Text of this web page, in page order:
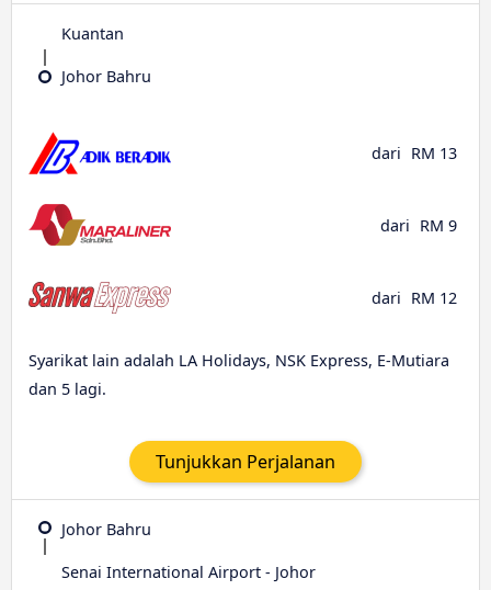
Kuantan
Johor Bahru
dari RM 13
dari RM 9
dari RM 12
Syarikat lain adalah LA Holidays, NSK Express, E-Mutiara
dan 5 lagi.
Tunjukkan Perjalanan
Johor Bahru
Senai International Airport - Johor